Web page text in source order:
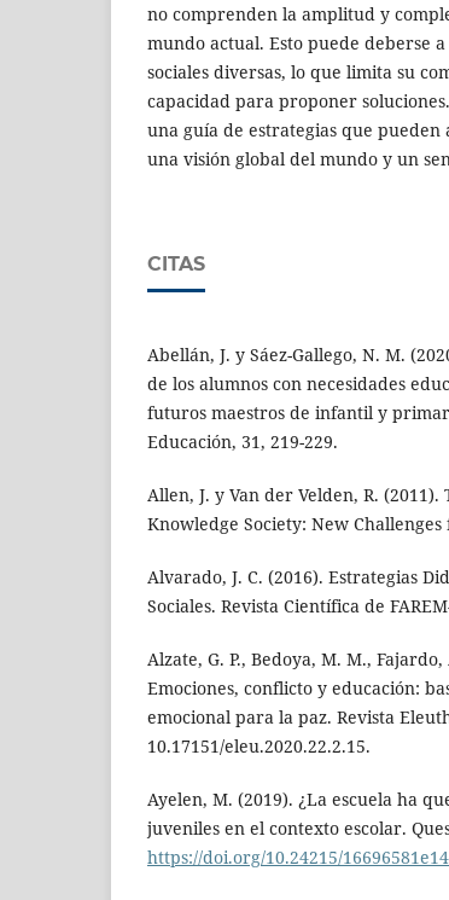
no comprenden la amplitud y
mundo actual. Esto puede deberse
sociales diversas, lo que limita su
capacidad para proponer
una guía de estrategias que
una visión global del mundo y un
CITAS
Abellán, J. y Sáez-Gallego, N. M.
de los alumnos con necesidades
futuros maestros de infantil y
Educación, 31, 219-229.
Allen, J. y Van der Velden, R.
Knowledge Society: New
Alvarado, J. C. (2016). Estrategias
Sociales. Revista Científica de
Alzate, G. P., Bedoya, M. M.,
Emociones, conflicto y educación:
emocional para la paz. Revista
10.17151/eleu.2020.22.2.15.
Ayelen, M. (2019). ¿La escuela ha
juveniles en el contexto escolar.
https://doi.org/10.24215/